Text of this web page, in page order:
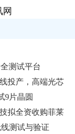
测试平台
投产，高端光芯
9片晶圆
拟全资收购菲莱
测试与验证